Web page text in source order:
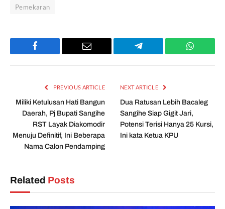
Pemekaran
Facebook Email Telegram
PREVIOUS ARTICLE
Miliki Ketulusan Hati Bangun
Daerah, Pj Bupati Sangihe
RST Layak Diakomodir
Menuju Definitif, Ini Beberapa
Nama Calon Pendamping
NEXT ARTICLE
Dua Ratusan Lebih Bacaleg
Sangihe Siap Gigit Jari,
Potensi Terisi Hanya 25 Kursi,
Ini kata Ketua KPU
Related Posts